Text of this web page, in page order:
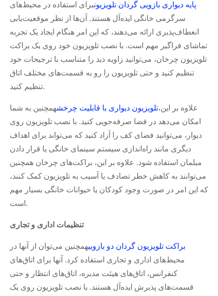
پایه دیواری بازویی گردان تلویزیونبرای استفاده در محیط‌های
سرگرمی خانگی ایده‌آل هستند. آن‌ها از نظر موقعیت‌یابی
انعطاف‌پذیری ارائه می‌دهند، که این امر هنگام ایجاد یک تجربه
تماشای فراگیر مهم است. با نصب تلویزیون خود روی یک براکت
تلویزیون چرخان، می‌توانید زاویه دید را متناسب با ترجیحات خود
تنظیم کنید و حتی تلویزیون را رو به قسمت‌های مختلف اتاق
تنظیم کنید.
علاوه بر این،تلویزیون دیواری با قابلیت چرخشهمچنین به شما
امکان می‌دهد در فضا صرفه‌جویی کنید. با نصب تلویزیون روی
دیوار، می‌توانید فضای کف را آزاد کنید که می‌تواند برای اهداف
دیگری مانند راه‌اندازی سیستم سینمای خانگی یا قرار دادن
مبلمان استفاده شود. علاوه بر این، براکت‌های چرخان همچنین
می‌توانند به کاهش خطر تصادف یا آسیب به تلویزیون کمک کنند،
که این امر در صورت وجود کودکان یا حیوانات خانگی بسیار مهم
است.
تنظیمات اداری و تجاری
براکت تلویزیون گردان دو بازوییهمچنین می‌توان از آنها در
محیط‌های اداری و تجاری استفاده کرد. آنها برای اتاق‌های
کنفرانس، اتاق‌های هیئت مدیره، اتاق‌های انتظار و حتی
قسمت‌های پذیرش ایده‌آل هستند. با نصب تلویزیون روی یک